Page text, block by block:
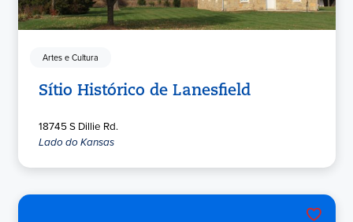
Artes e Cultura
Sítio Histórico de Lanesfield
18745 S Dillie Rd.
Lado do Kansas